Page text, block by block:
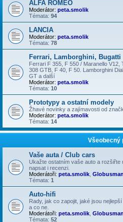
ALFA ROMEO
Moderátor: peta.smolik
Témata: 94
LANCIA
Moderátor: peta.smolik
Témata: 78
Ferrari, Lamborghini, Bugatti
Ferrari F 355, F 550 / Maranello
308 GTB, F 40, F 50. Lamborghini
GT a další
Moderátor: peta.smolik
Témata: 10
Prototypy a ostatní modely
Žhavé novinky a zajímavosti od
Moderátor: peta.smolik
Témata: 14
Všeobecný
Vaše auta / Club cars
Ukažte ostatním vaše auto a rozšiřte
napsat i recenzi.
Moderátoři: peta.smolik Globusman
Témata: 1
Auto-hifi
Rady, jak co zapojit, jaké jsou
a co ne.
Moderátoři: peta.smolik Globusman
Témata: 52